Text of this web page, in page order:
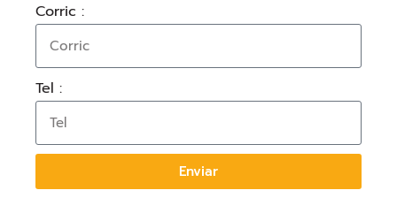
Corric :
Tel :
Enviar